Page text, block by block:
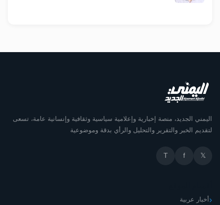
اليمني الجديد، منصة إخبارية وإعلامية سياسية وثقافية وإنسانية عامة، تسعى
لتقديم الخبر والتقرير والتحليل والرأي بدقة وموضوعية
𝕏
f
T
أخبار عربية